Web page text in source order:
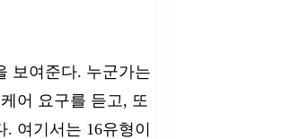
보여준다. 누군가는
어 요구를 듣고, 또
여기서는 16유형이